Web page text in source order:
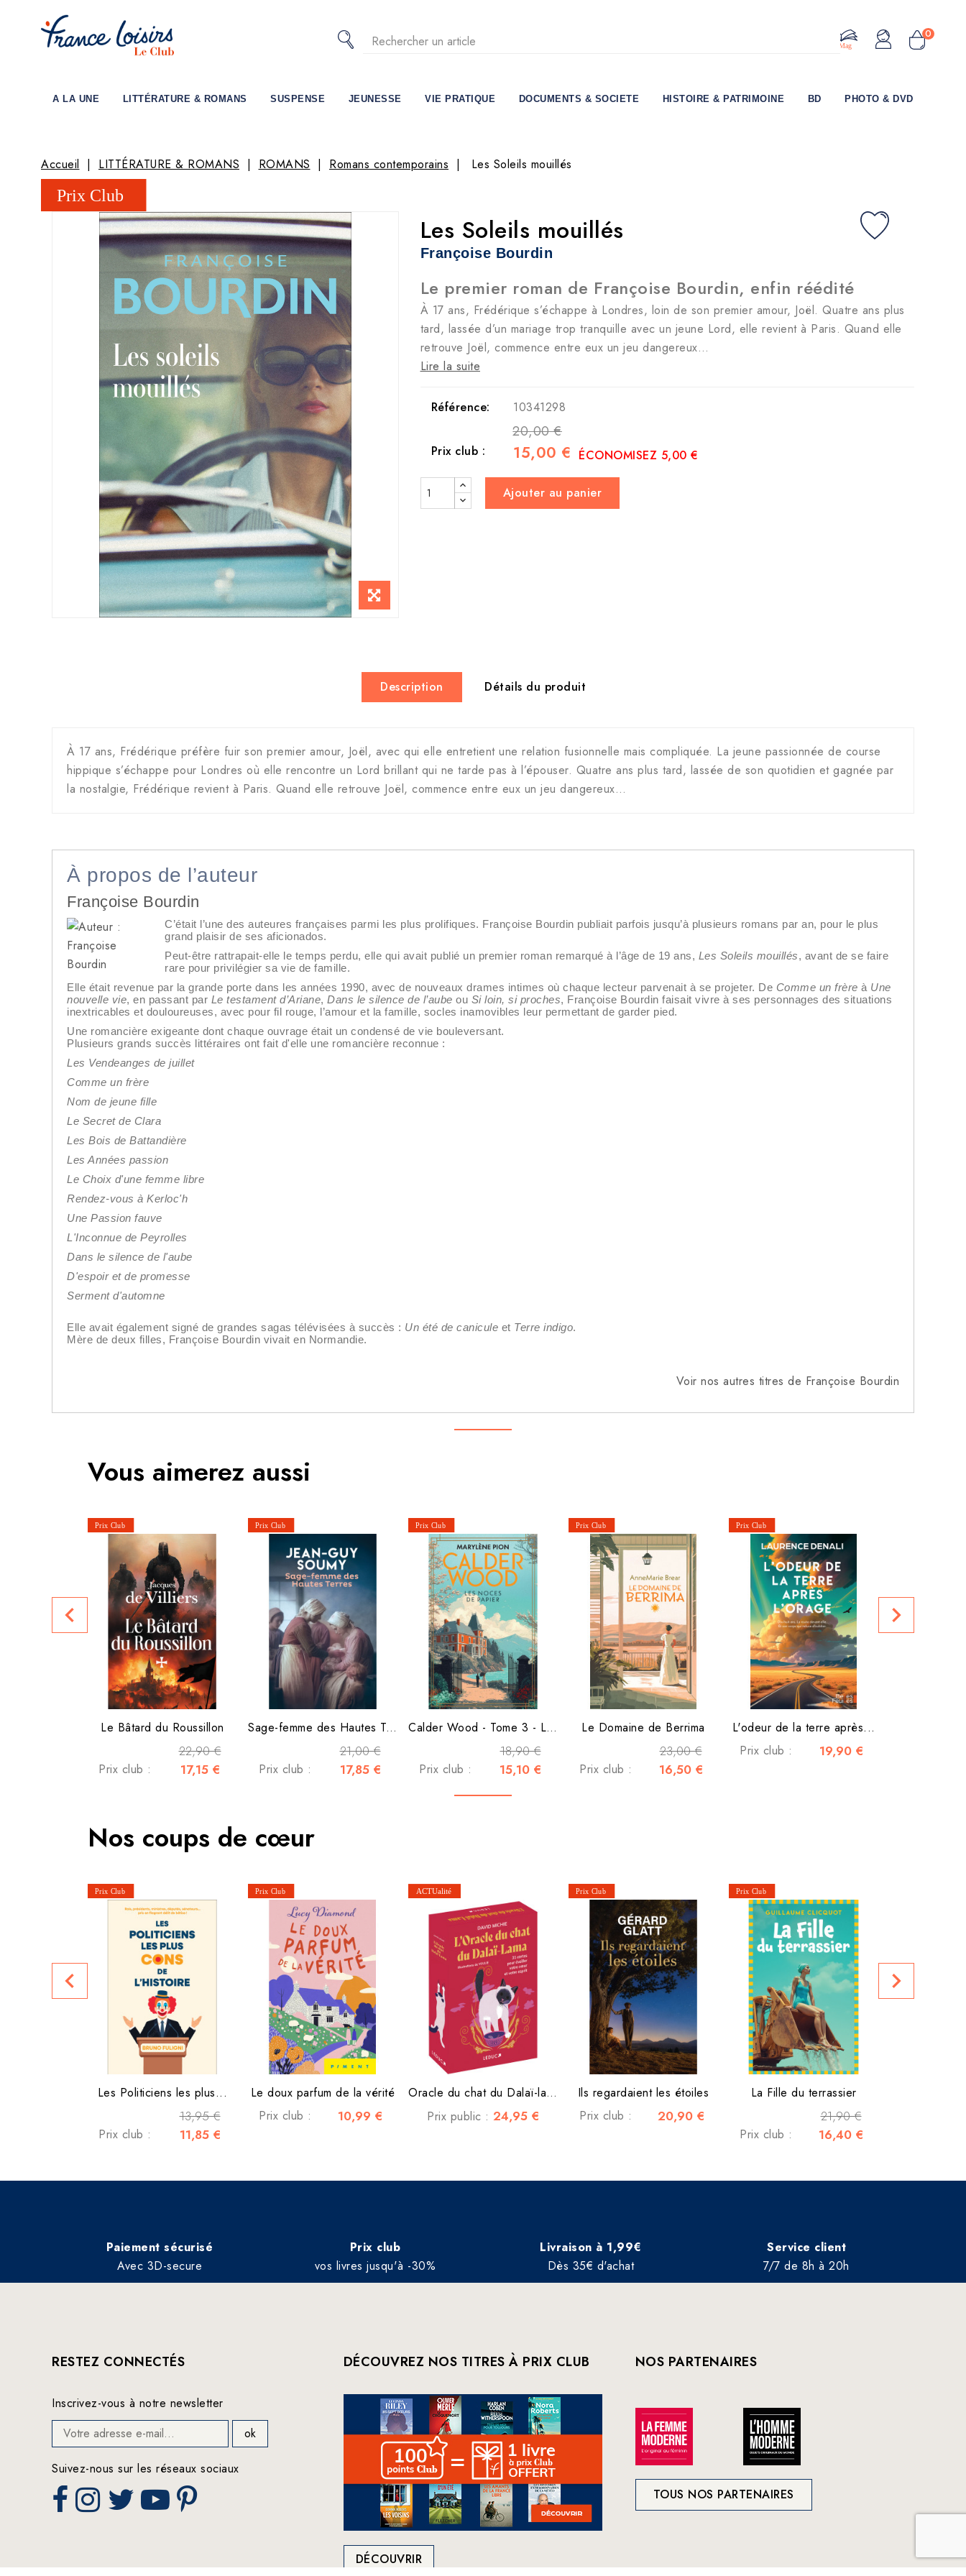
0
Le Mag
A LA UNE LITTÉRATURE & ROMANS SUSPENSE JEUNESSE VIE PRATIQUE DOCUMENTS & SOCIETE HISTOIRE & PATRIMOINE BD PHOTO & DVD
Accueil LITTÉRATURE & ROMANS ROMANS Romans contemporains Les Soleils mouillés
Les Soleils mouillés
Françoise Bourdin
Le premier roman de Françoise Bourdin, enfin réédité
À 17 ans, Frédérique s’échappe à Londres, loin de son premier amour, Joël. Quatre ans plus
tard, lassée d’un mariage trop tranquille avec un jeune Lord, elle revient à Paris. Quand elle
retrouve Joël, commence entre eux un jeu dangereux…
Lire la suite
Référence: 10341298
20,00 €
Prix club : 15,00 € ÉCONOMISEZ 5,00 €
Ajouter au panier
Description Détails du produit
À 17 ans, Frédérique préfère fuir son premier amour, Joël, avec qui elle entretient une relation fusionnelle mais compliquée. La jeune passionnée de course
hippique s’échappe pour Londres où elle rencontre un Lord brillant qui ne tarde pas à l’épouser. Quatre ans plus tard, lassée de son quotidien et gagnée par
la nostalgie, Frédérique revient à Paris. Quand elle retrouve Joël, commence entre eux un jeu dangereux…
À propos de l’auteur
Françoise Bourdin
C’était l’une des auteures françaises parmi les plus prolifiques. Françoise Bourdin publiait parfois jusqu’à plusieurs romans par an, pour le plus
grand plaisir de ses aficionados.
Peut-être rattrapait-elle le temps perdu, elle qui avait publié un premier roman remarqué à l’âge de 19 ans, Les Soleils mouillés, avant de se faire
rare pour privilégier sa vie de famille.
Elle était revenue par la grande porte dans les années 1990, avec de nouveaux drames intimes où chaque lecteur parvenait à se projeter. De Comme un frère à Une
nouvelle vie, en passant par Le testament d’Ariane, Dans le silence de l’aube ou Si loin, si proches, Françoise Bourdin faisait vivre à ses personnages des situations
inextricables et douloureuses, avec pour fil rouge, l’amour et la famille, socles inamovibles leur permettant de garder pied.
Une romancière exigeante dont chaque ouvrage était un condensé de vie bouleversant.
Plusieurs grands succès littéraires ont fait d'elle une romancière reconnue :
Les Vendeanges de juillet
Comme un frère
Nom de jeune fille
Le Secret de Clara
Les Bois de Battandière
Les Années passion
Le Choix d'une femme libre
Rendez-vous à Kerloc'h
Une Passion fauve
L'Inconnue de Peyrolles
Dans le silence de l'aube
D'espoir et de promesse
Serment d'automne
Elle avait également signé de grandes sagas télévisées à succès : Un été de canicule et Terre indigo.
Mère de deux filles, Françoise Bourdin vivait en Normandie.
Voir nos autres titres de Françoise Bourdin
Vous aimerez aussi
Le Bâtard du Roussillon
22,90 €
Prix club : 17,15 €
Sage-femme des Hautes Terres
21,00 €
Prix club : 17,85 €
Calder Wood - Tome 3 - Les...
18,90 €
Prix club : 15,10 €
Le Domaine de Berrima
23,00 €
Prix club : 16,50 €
L'odeur de la terre après...
Prix club :
19,90 €
Prix club :
navigate_before navigate_next
Nos coups de cœur
Les Politiciens les plus...
13,95 €
Prix club : 11,85 €
Le doux parfum de la vérité
Prix club :
10,99 €
Oracle du chat du Dalaï-lama
Prix public : 24,95 €
Ils regardaient les étoiles
Prix club :
20,90 €
La Fille du terrassier
21,90 €
Prix club : 16,40 €
Prix club :
navigate_before navigate_next
Paiement sécurisé
Avec 3D-secure
Prix club
vos livres jusqu'à -30%
Livraison à 1,99€
Dès 35€ d'achat
Service client
7/7 de 8h à 20h
RESTEZ CONNECTÉS
Inscrivez-vous à notre newsletter
Suivez-nous sur les réseaux sociaux
DÉCOUVREZ NOS TITRES À PRIX CLUB
DÉCOUVRIR
NOS PARTENAIRES
TOUS NOS PARTENAIRES